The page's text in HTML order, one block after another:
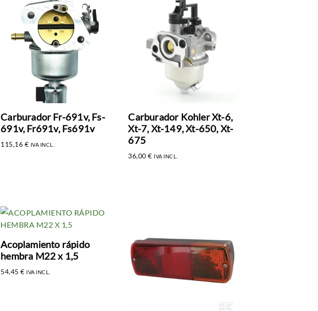
Carburador Fr-691v, Fs-
691v, Fr691v, Fs691v
115,16 € IVA INCL.
Carburador Kohler Xt-6,
Xt-7, Xt-149, Xt-650, Xt-
675
36,00€ IVA INCL.
Acoplamiento rápido
hembra M22 x 1,5
54,45€ IVA INCL.